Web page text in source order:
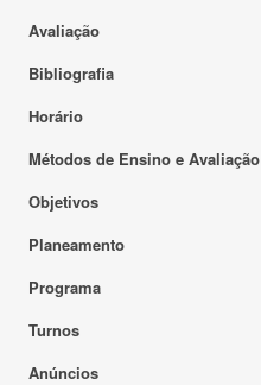
Avaliação
Bibliografia
Horário
Métodos de Ensino e Avaliação
Objetivos
Planeamento
Programa
Turnos
Anúncios